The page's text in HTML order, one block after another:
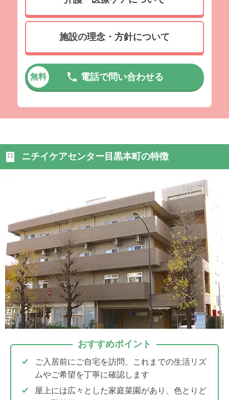
施設の理念・方針について
無料 電話で問い合わせる
ニチイケアセンター目黒本町の特徴
おすすめポイント
ご入居前にご自宅を訪問、これまでの生活リズ
ムやご希望を丁寧に確認します
屋上には広々とした家庭菜園があり、色とりど